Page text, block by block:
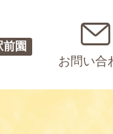
園
お問い合